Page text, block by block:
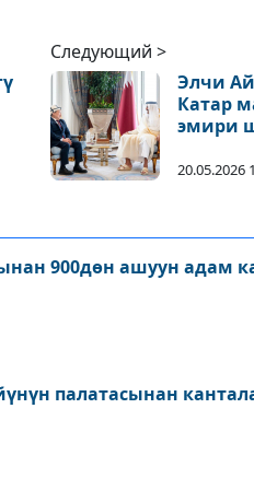
Следующий >
Элчи
Катар
эмири
ишеним
20.05.2026
900дөн ашуун адам
палатасынан